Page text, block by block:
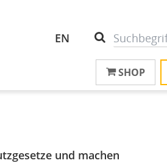
Header
Menu
EN Suche
SHOP
und machen